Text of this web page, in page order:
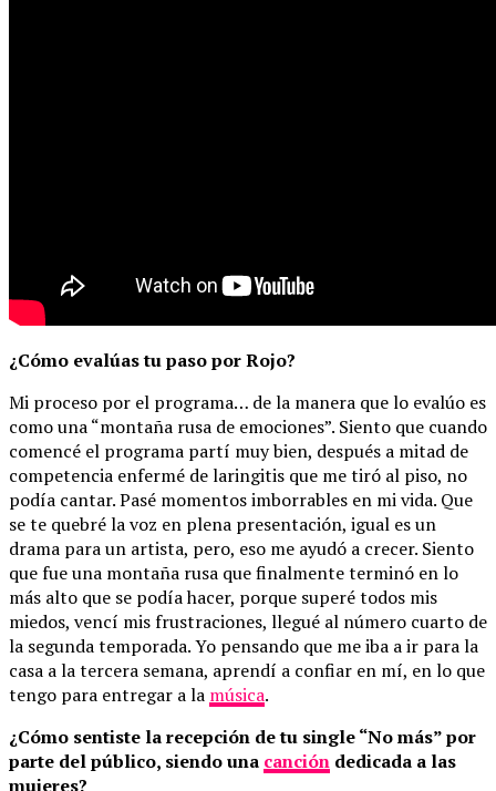
¿Cómo evalúas tu paso por Rojo?
Mi proceso por el programa… de la manera que lo evalúo es
como una “montaña rusa de emociones”. Siento que cuando
comencé el programa partí muy bien, después a mitad de
competencia enfermé de laringitis que me tiró al piso, no
podía cantar. Pasé momentos imborrables en mi vida. Que
se te quebré la voz en plena presentación, igual es un
drama para un artista, pero, eso me ayudó a crecer. Siento
que fue una montaña rusa que finalmente terminó en lo
más alto que se podía hacer, porque superé todos mis
miedos, vencí mis frustraciones, llegué al número cuarto de
la segunda temporada. Yo pensando que me iba a ir para la
casa a la tercera semana, aprendí a confiar en mí, en lo que
tengo para entregar a la música.
¿Cómo sentiste la recepción de tu single “No más” por
parte del público, siendo una canción dedicada a las
mujeres?